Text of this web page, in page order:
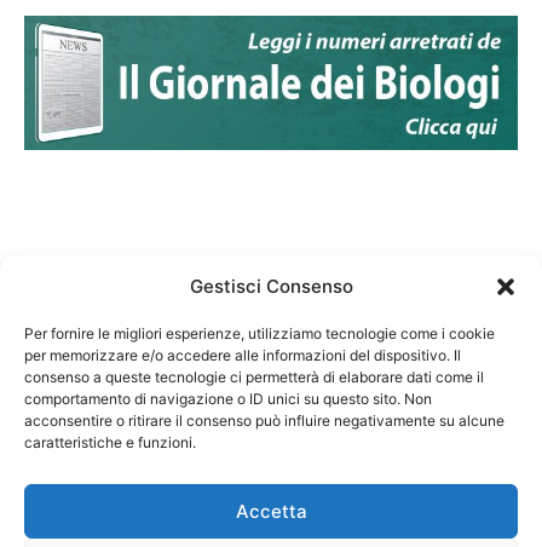
Gestisci Consenso
Per fornire le migliori esperienze, utilizziamo tecnologie come i cookie
per memorizzare e/o accedere alle informazioni del dispositivo. Il
consenso a queste tecnologie ci permetterà di elaborare dati come il
comportamento di navigazione o ID unici su questo sito. Non
acconsentire o ritirare il consenso può influire negativamente su alcune
caratteristiche e funzioni.
Accetta
Federazione Nazionale Degli Ordini dei Biologi:
codice fiscale 80069130583
Responsabile sito internet www.fnob.it: